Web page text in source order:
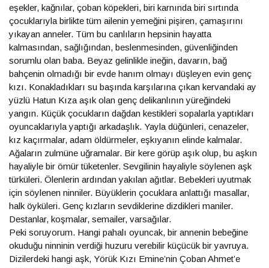
eşekler, kağnılar, çoban köpekleri, biri karnında biri sırtında
çocuklarıyla birlikte tüm ailenin yemeğini pişiren, çamaşırını
yıkayan anneler. Tüm bu canlıların hepsinin hayatta
kalmasından, sağlığından, beslenmesinden, güvenliğinden
sorumlu olan baba. Beyaz gelinlikle ineğin, davarın, bağ
bahçenin olmadığı bir evde hanım olmayı düşleyen evin genç
kızı. Konakladıkları su başında karşılarına çıkan kervandaki ay
yüzlü Hatun Kıza aşık olan genç delikanlının yüreğindeki
yangın. Küçük çocukların dağdan kestikleri sopalarla yaptıkları
oyuncaklarıyla yaptığı arkadaşlık. Yayla düğünleri, cenazeler,
kız kaçırmalar, adam öldürmeler, eşkıyanın elinde kalmalar.
Ağaların zulmüne uğramalar. Bir kere görüp aşık olup, bu aşkın
hayaliyle bir ömür tüketenler. Sevgilinin hayaliyle söylenen aşk
türküleri. Ölenlerin ardından yakılan ağıtlar. Bebekleri uyutmak
için söylenen ninniler. Büyüklerin çocuklara anlattığı masallar,
halk öyküleri. Genç kızların sevdiklerine dizdikleri maniler.
Destanlar, koşmalar, semailer, varsağılar.
Peki soruyorum. Hangi pahalı oyuncak, bir annenin bebeğine
okuduğu ninninin verdiği huzuru verebilir küçücük bir yavruya.
Dizilerdeki hangi aşk, Yörük Kızı Emine’nin Çoban Ahmet’e